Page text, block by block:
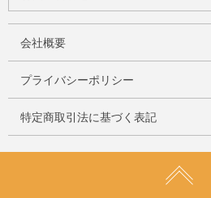
会社概要
プライバシーポリシー
特定商取引法に基づく表記